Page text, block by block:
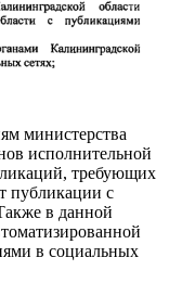
министерства
исполнительной
требующих
публикации с
в данной
в социальных